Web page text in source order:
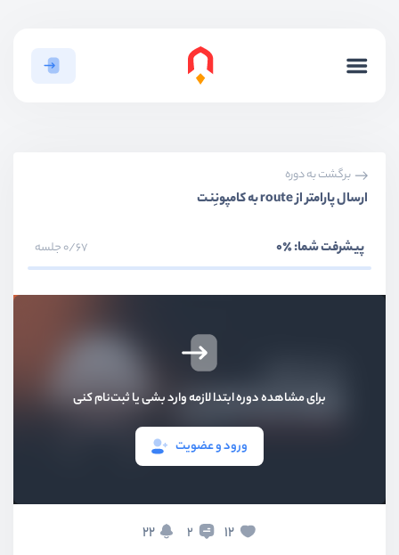
برگشت به دوره
ارسال پارامتر از route به کامپونِنت
پیشرفت شما:٪0 0/67 جلسه
برای مشاهده دوره ابتدا لازمه وارد بشی یا ثبت‌نام کنی
ورود و عضویت
12
2
22
بخش اول معرفی livewire
بخش دوم آشنایی ابتدایی با livewire
ویدیو آموزشی
ارسال پارامتر به کامپونِنت‌ها
ایجاد کامپونِنت تمام صفحه